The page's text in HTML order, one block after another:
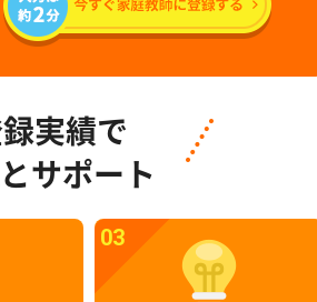
実績で
サポート
03